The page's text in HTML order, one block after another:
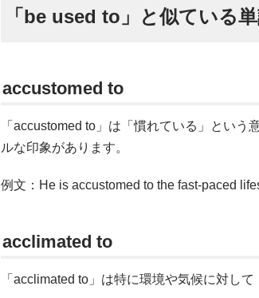
「be used to」と似ている
accustomed to
「accustomed to」は「慣れている」とい
ルな印象があります。
例文：He is accustomed to the fast-paced
acclimated to
「acclimated to」は特に環境や気候に対し